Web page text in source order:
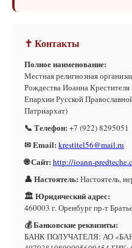
✝ Контакты
Полное наименование:
Местная религиозная
Рождества Иоанна
Епархии Русской
Патриархат)
📞 Телефон: +7 (922) 8295051
✉ Email: krestitel56@mail.ru
🌐 Сайт: http://ioann-
👤 Настоятель: Настоятель,
🏛 Юридический адрес:
460003 г. Оренбург пр-т
💰 Банковские реквизиты:
БАНК ПОЛУЧАТЕЛЯ: АО